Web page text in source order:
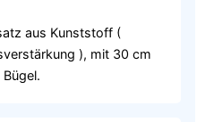
aus Kunststoff (
), mit 30 cm